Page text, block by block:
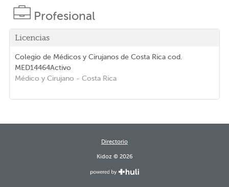
Profesional
Licencias
Colegio de Médicos y Cirujanos de Costa Rica cod.
MED14464Activo
Médico y Cirujano - Costa Rica
Directorio
Kidoz © 2026